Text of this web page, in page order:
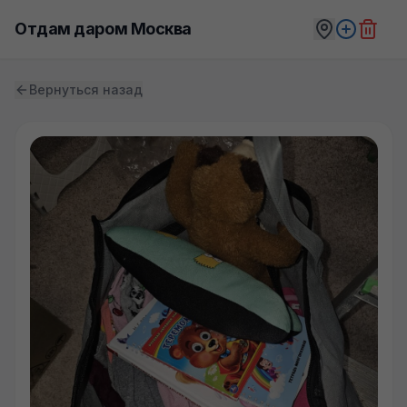
Отдам даром Москва
Вернуться назад